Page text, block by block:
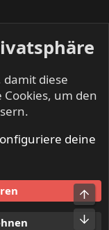
damit diese
um den
deine